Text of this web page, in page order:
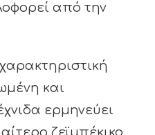
από την
και
ερμηνεύει
ζεϊμπέκικο,